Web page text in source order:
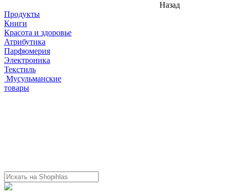
Назад
Продукты
Книги
Красота и здоровье
Атрибутика
Парфюмерия
Электроника
Текстиль
Мусульманские
товары